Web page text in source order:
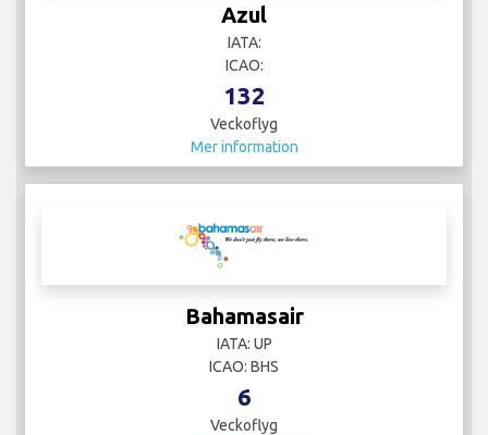
Azul
IATA:
ICAO:
132
Veckoflyg
Mer information
Bahamasair
IATA: UP
ICAO: BHS
6
Veckoflyg